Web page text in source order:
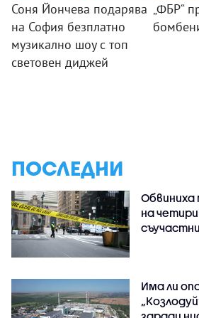
Соня Йончева подарява
на София безплатно
музикално шоу с топ
световен диджей
„ФБР“
ПОСЛЕДНИ
Обвиниха
на
Има ли